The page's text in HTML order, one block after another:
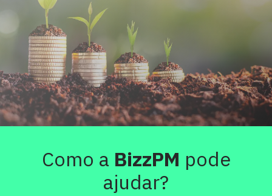
Como a BizzPM pode
ajudar?